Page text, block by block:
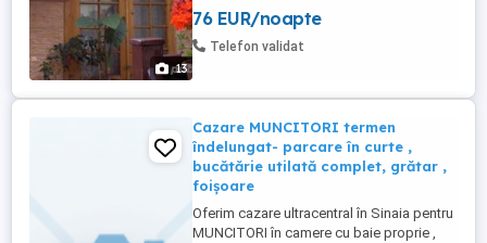
13
linistita, aproape de padure, de cabana
schiori, hanul haiducilor, taverna sarbului
76 EUR/noapte
Telefon validat
Cazare MUNCITORI termen
îndelungat- parcare în curte ,
bucătărie utilată complet, grătar ,
foișoare
Oferim cazare ultracentral în Sinaia pentru
MUNCITORI în camere cu baie proprie ,